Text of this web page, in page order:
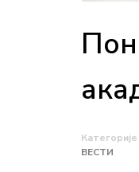
Категорије
ВЕСТИ